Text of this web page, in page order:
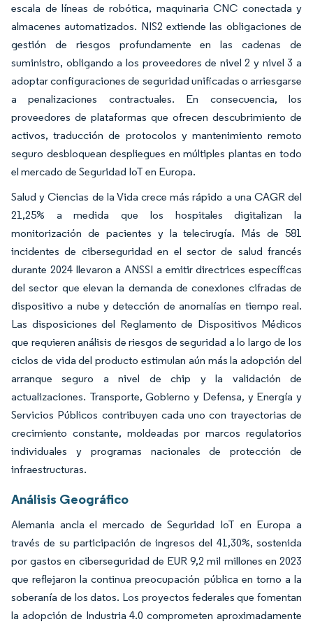
escala de líneas de robótica, maquinaria CNC conectada y
almacenes automatizados. NIS2 extiende las obligaciones de
gestión de riesgos profundamente en las cadenas de
suministro, obligando a los proveedores de nivel 2 y nivel 3 a
adoptar configuraciones de seguridad unificadas o arriesgarse
a penalizaciones contractuales. En consecuencia, los
proveedores de plataformas que ofrecen descubrimiento de
activos, traducción de protocolos y mantenimiento remoto
seguro desbloquean despliegues en múltiples plantas en todo
el mercado de Seguridad IoT en Europa.
Salud y Ciencias de la Vida crece más rápido a una CAGR del
21,25% a medida que los hospitales digitalizan la
monitorización de pacientes y la telecirugía. Más de 581
incidentes de ciberseguridad en el sector de salud francés
durante 2024 llevaron a ANSSI a emitir directrices específicas
del sector que elevan la demanda de conexiones cifradas de
dispositivo a nube y detección de anomalías en tiempo real.
Las disposiciones del Reglamento de Dispositivos Médicos
que requieren análisis de riesgos de seguridad a lo largo de los
ciclos de vida del producto estimulan aún más la adopción del
arranque seguro a nivel de chip y la validación de
actualizaciones. Transporte, Gobierno y Defensa, y Energía y
Servicios Públicos contribuyen cada uno con trayectorias de
crecimiento constante, moldeadas por marcos regulatorios
individuales y programas nacionales de protección de
infraestructuras.
Análisis Geográfico
Alemania ancla el mercado de Seguridad IoT en Europa a
través de su participación de ingresos del 41,30%, sostenida
por gastos en ciberseguridad de EUR 9,2 mil millones en 2023
que reflejaron la continua preocupación pública en torno a la
soberanía de los datos. Los proyectos federales que fomentan
la adopción de Industria 4.0 comprometen aproximadamente